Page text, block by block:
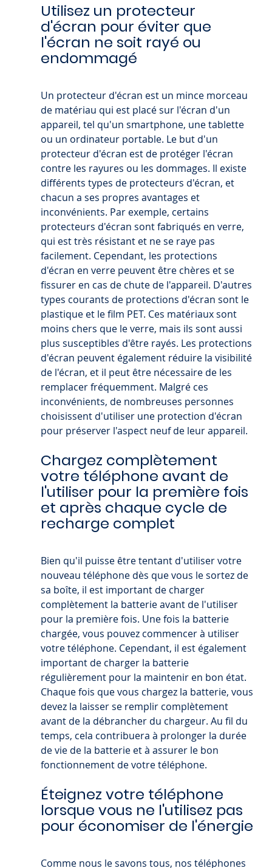
Utilisez un protecteur
d'écran pour éviter que
l'écran ne soit rayé ou
endommagé
Un protecteur d'écran est un mince morceau
de matériau qui est placé sur l'écran d'un
appareil, tel qu'un smartphone, une tablette
ou un ordinateur portable. Le but d'un
protecteur d'écran est de protéger l'écran
contre les rayures ou les dommages. Il existe
différents types de protecteurs d'écran, et
chacun a ses propres avantages et
inconvénients. Par exemple, certains
protecteurs d'écran sont fabriqués en verre,
qui est très résistant et ne se raye pas
facilement. Cependant, les protections
d'écran en verre peuvent être chères et se
fissurer en cas de chute de l'appareil. D'autres
types courants de protections d'écran sont le
plastique et le film PET. Ces matériaux sont
moins chers que le verre, mais ils sont aussi
plus susceptibles d'être rayés. Les protections
d'écran peuvent également réduire la visibilité
de l'écran, et il peut être nécessaire de les
remplacer fréquemment. Malgré ces
inconvénients, de nombreuses personnes
choisissent d'utiliser une protection d'écran
pour préserver l'aspect neuf de leur appareil.
Chargez complètement
votre téléphone avant de
l'utiliser pour la première fois
et après chaque cycle de
recharge complet
Bien qu'il puisse être tentant d'utiliser votre
nouveau téléphone dès que vous le sortez de
sa boîte, il est important de charger
complètement la batterie avant de l'utiliser
pour la première fois. Une fois la batterie
chargée, vous pouvez commencer à utiliser
votre téléphone. Cependant, il est également
important de charger la batterie
régulièrement pour la maintenir en bon état.
Chaque fois que vous chargez la batterie, vous
devez la laisser se remplir complètement
avant de la débrancher du chargeur. Au fil du
temps, cela contribuera à prolonger la durée
de vie de la batterie et à assurer le bon
fonctionnement de votre téléphone.
Éteignez votre téléphone
lorsque vous ne l'utilisez pas
pour économiser de l'énergie
Comme nous le savons tous, nos téléphones